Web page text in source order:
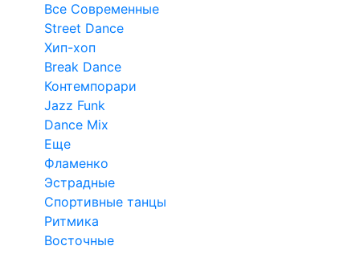
Все Современные
Street Dance
Хип-хоп
Break Dance
Контемпорари
Jazz Funk
Dance Mix
Еще
Фламенко
Эстрадные
Спортивные танцы
Ритмика
Восточные